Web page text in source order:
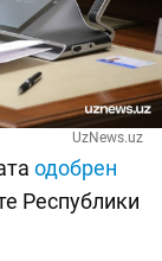
UzNews.uz
одобрен
Республики